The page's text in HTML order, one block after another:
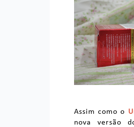
Assim como o
nova versão